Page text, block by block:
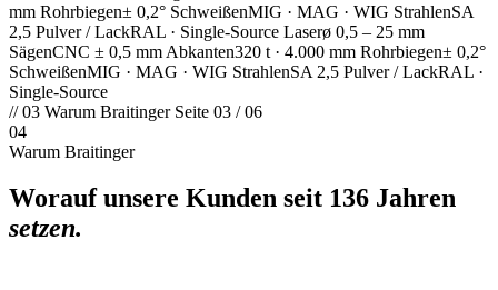
mm Rohrbiegen± 0,2° SchweißenMIG · MAG · WIG StrahlenSA
2,5 Pulver / LackRAL · Single-Source Laserø 0,5 – 25 mm
SägenCNC ± 0,5 mm Abkanten320 t · 4.000 mm Rohrbiegen± 0,2°
SchweißenMIG · MAG · WIG StrahlenSA 2,5 Pulver / LackRAL ·
Single-Source
// 03 Warum Braitinger Seite 03 / 06
04
Warum Braitinger
Worauf unsere Kunden seit 136 Jahren
setzen.